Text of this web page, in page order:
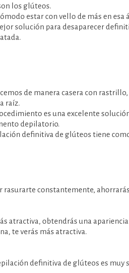
los glúteos.
estar con vello de más en
solución para desaparecer
de manera casera con
raíz.
es una excelente
depilatorio.
definitiva de glúteos tiene
rasurarte constantemente,
atractiva, obtendrás una
te verás más atractiva.
definitiva de glúteos es muy